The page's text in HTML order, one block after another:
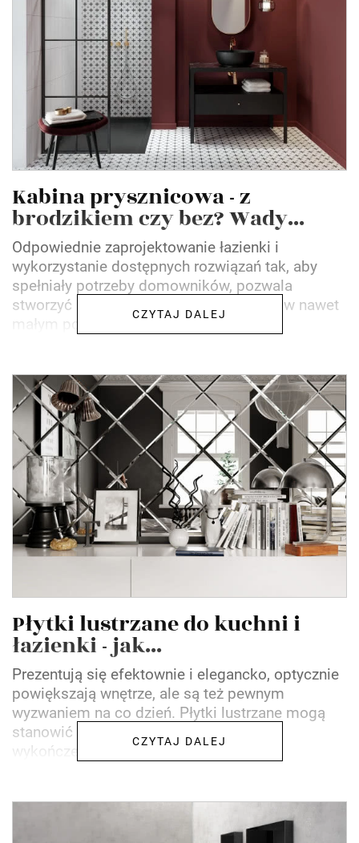
Kabina prysznicowa - z
brodzikiem czy bez? Wady...
Odpowiednie zaprojektowanie łazienki i
wykorzystanie dostępnych rozwiązań tak, aby
spełniały potrzeby domowników, pozwala
stworzyć praktyczną i piękną przestrzeń w nawet
małym pomieszczeniu. Głównym...
CZYTAJ DALEJ
Płytki lustrzane do kuchni i
łazienki - jak...
Prezentują się efektownie i elegancko, optycznie
powiększają wnętrze, ale są też pewnym
wyzwaniem na co dzień. Płytki lustrzane mogą
stanowić wyróżniający się materiał
wykończeniowy zwłaszcza w...
CZYTAJ DALEJ